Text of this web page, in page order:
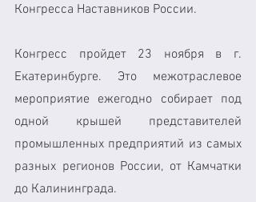
Конгресса Наставников России.
Конгресс пройдет 23 ноября в г.
Екатеринбурге. Это межотраслевое
мероприятие ежегодно собирает под
одной крышей представителей
промышленных предприятий из самых
разных регионов России, от Камчатки
до Калининграда.